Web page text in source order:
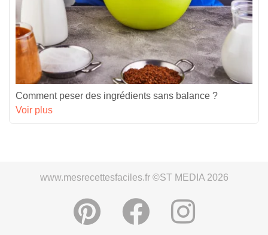
Comment peser des ingrédients sans balance ?
Voir plus
www.mesrecettesfaciles.fr ©ST MEDIA 2026